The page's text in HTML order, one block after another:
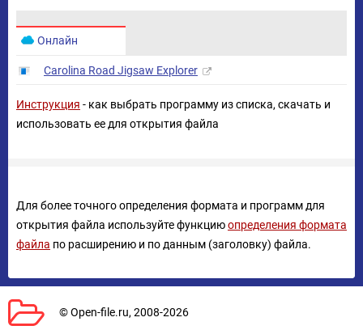
Онлайн
Carolina Road Jigsaw Explorer
Инструкция - как выбрать программу из списка, скачать и
использовать ее для открытия файла
Для более точного определения формата и программ для
открытия файла используйте функциюопределения формата
файла по расширению и по данным (заголовку) файла.
© Open-file.ru, 2008-2026